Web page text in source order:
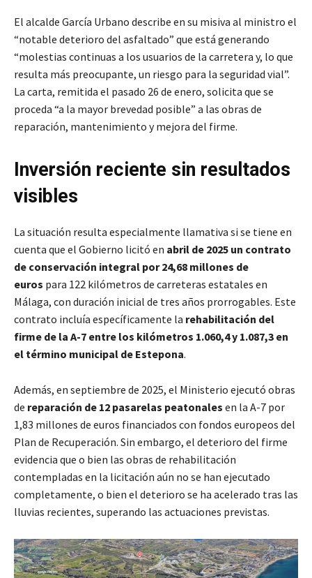
El alcalde García Urbano describe en su misiva al ministro el
“notable deterioro del asfaltado” que está generando
“molestias continuas a los usuarios de la carretera y, lo que
resulta más preocupante, un riesgo para la seguridad vial”.
La carta, remitida el pasado 26 de enero, solicita que se
proceda “a la mayor brevedad posible” a las obras de
reparación, mantenimiento y mejora del firme.
Inversión reciente sin resultados
visibles
La situación resulta especialmente llamativa si se tiene en
cuenta que el Gobierno licitó en abril de 2025 un contrato
de conservación integral por 24,68 millones de
euros para 122 kilómetros de carreteras estatales en
Málaga, con duración inicial de tres años prorrogables. Este
contrato incluía específicamente la rehabilitación del
firme de la A-7 entre los kilómetros 1.060,4 y 1.087,3 en
el término municipal de Estepona.
Además, en septiembre de 2025, el Ministerio ejecutó obras
de reparación de 12 pasarelas peatonales en la A-7 por
1,83 millones de euros financiados con fondos europeos del
Plan de Recuperación. Sin embargo, el deterioro del firme
evidencia que o bien las obras de rehabilitación
contempladas en la licitación aún no se han ejecutado
completamente, o bien el deterioro se ha acelerado tras las
lluvias recientes, superando las actuaciones previstas.